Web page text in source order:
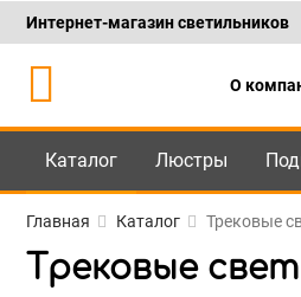
Каталог
Интернет-магазин светильников
О
Каталог Люстры
Главная Каталог Трековые
Трековые